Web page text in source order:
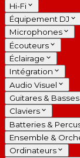
Hi-Fi
Équipement DJ
Microphones
Écouteurs
Éclairage
Intégration
Audio Visuel
Guitares & Basses
Claviers
Batteries &
Ensemble &
Ordinateurs